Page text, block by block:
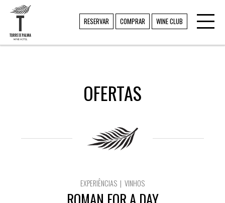
RESERVAR COMPRAR WINE CLUB
OFERTAS
EXPERIÊNCIAS | VINHOS
ROMAN FOR A DAY